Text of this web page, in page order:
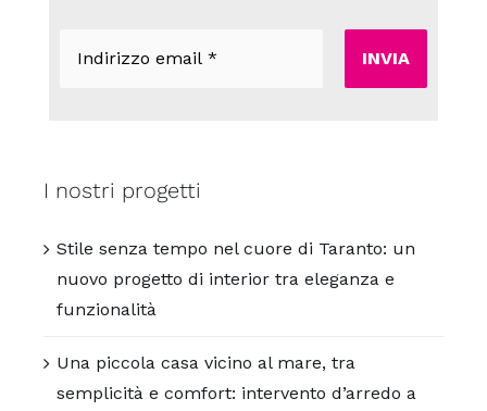
email
I nostri progetti
Stile senza tempo nel cuore di Taranto: un
nuovo progetto di interior tra eleganza e
funzionalità
Una piccola casa vicino al mare, tra
semplicità e comfort: intervento d’arredo a